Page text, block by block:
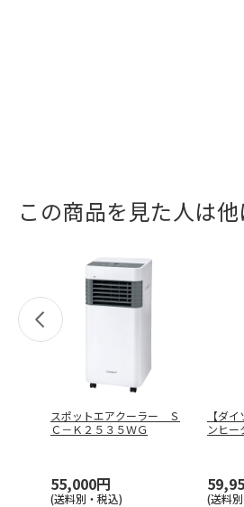
この商品を見た人は
スポットエアクーラー Ｓ
Ｃ－Ｋ２５３５ＷＧ
55,000円
(送料別・税込)
【ダ
ンヒ
(送料